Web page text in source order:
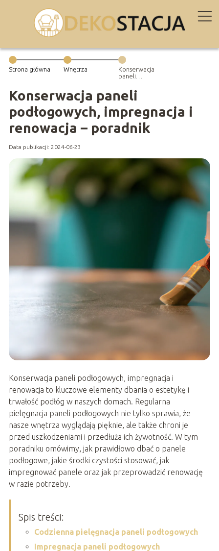
Strona główna Wnętrza
Konserwacja
paneli
impregnacja i
renowacja –
Konserwacja paneli
podłogowych, impregnacja i
renowacja – poradnik
Data publikacji: 2024-06-23
Konserwacja paneli podłogowych, impregnacja i
renowacja to kluczowe elementy dbania o estetykę i
trwałość podłóg w naszych domach. Regularna
pielęgnacja paneli podłogowych nie tylko sprawia, że
nasze wnętrza wyglądają pięknie, ale także chroni je
przed uszkodzeniami i przedłuża ich żywotność. W tym
poradniku omówimy, jak prawidłowo dbać o panele
podłogowe, jakie środki czystości stosować, jak
impregnować panele oraz jak przeprowadzić renowację
w razie potrzeby.
Spis treści:
Codzienna pielęgnacja paneli podłogowych
Impregnacja paneli podłogowych